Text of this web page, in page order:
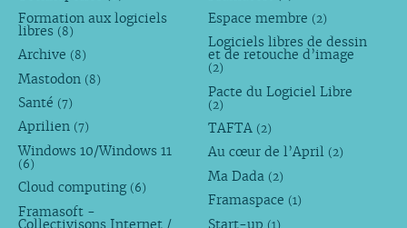
Formation aux logiciels
libres (8)
Archive (8)
Mastodon (8)
Santé (7)
Aprilien (7)
Windows 10/Windows 11
(6)
Cloud computing (6)
Framasoft -
Collectivisons Internet /
Espace membre (2)
Logiciels libres de dessin
et de retouche d’image
(2)
Pacte du Logiciel Libre
(2)
TAFTA (2)
Au cœur de l’April (2)
Ma Dada (2)
Framaspace (1)
Start-up (1)